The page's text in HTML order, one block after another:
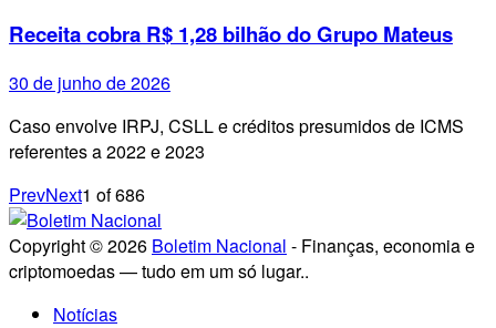
Receita cobra R$ 1,28 bilhão do Grupo Mateus
30 de junho de 2026
Caso envolve IRPJ, CSLL e créditos presumidos de ICMS
referentes a 2022 e 2023
PrevNext1 of686
Copyright © 2026 Boletim Nacional - Finanças, economia e
criptomoedas — tudo em um só lugar..
Notícias